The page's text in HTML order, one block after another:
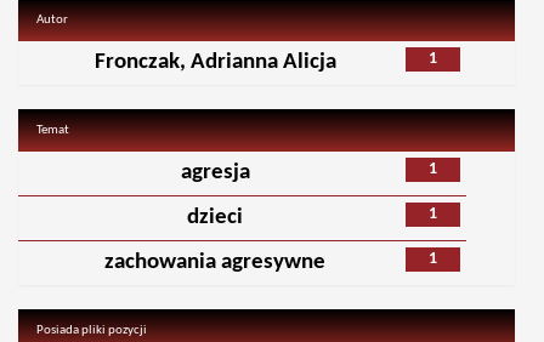
Autor
1
Fronczak, Adrianna Alicja
Temat
1
agresja
1
dzieci
1
zachowania agresywne
Posiada pliki pozycji